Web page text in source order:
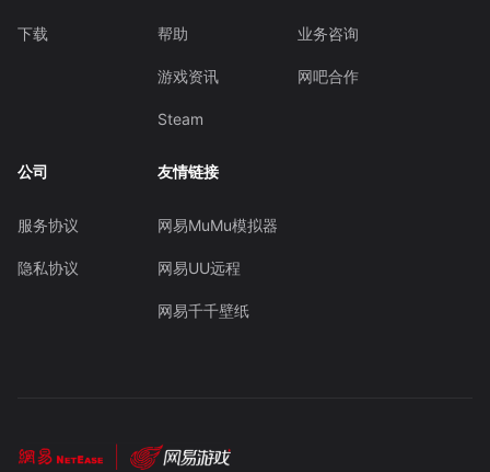
下载 帮助
游戏资讯
Steam
业务咨询
网吧合作
公司
服务协议
隐私协议
友情链接
网易MuMu模拟器
网易UU远程
网易千千壁纸